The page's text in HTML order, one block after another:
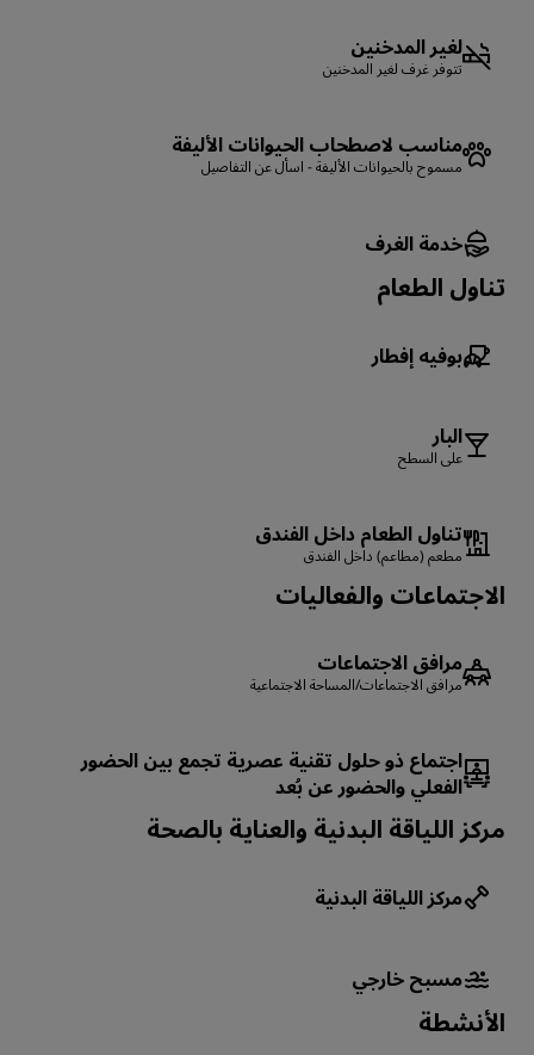
لغير المدخنين
تتوفر غرف لغير المدخنين
مناسب لاصطحاب الحيوانات الأليفة
مسموح بالحيوانات الأليفة - اسأل عن التفاصيل
خدمة الغرف
تناول الطعام
بوفيه إفطار
البار
على السطح
تناول الطعام داخل الفندق
مطعم (مطاعم) داخل الفندق
الاجتماعات والفعاليات
مرافق الاجتماعات
مرافق الاجتماعات/المساحة الاجتماعية
اجتماع ذو حلول تقنية عصرية تجمع بين الحضور
الفعلي والحضور عن بُعد
مركز اللياقة البدنية والعناية بالصحة
مركز اللياقة البدنية
مسبح خارجي
الأنشطة